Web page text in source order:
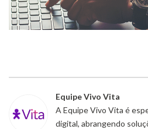
Equipe Vivo Vita
A Equipe Vivo Vita é
digital, abrangendo